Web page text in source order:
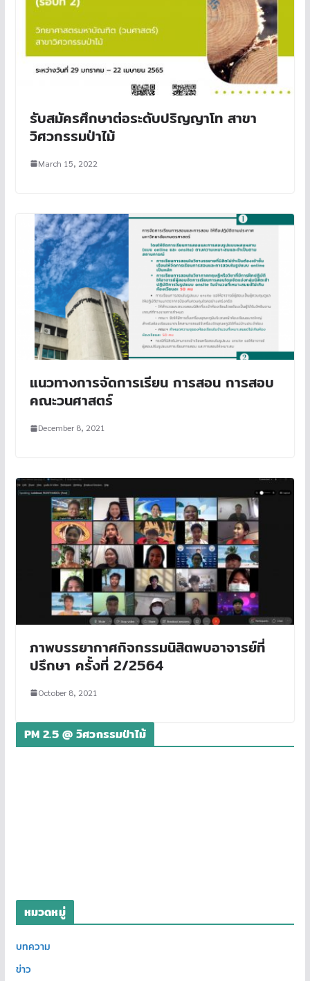
รับสมัครศึกษาต่อระดับปริญญาโท สาขา
วิศวกรรมป่าไม้
March 15, 2022
แนวทางการจัดการเรียน การสอน การสอบ
คณะวนศาสตร์
December 8, 2021
ภาพบรรยากาศกิจกรรมนิสิตพบอาจารย์ที่
ปรึกษา ครั้งที่ 2/2564
October 8, 2021
PM 2.5 @ วิศวกรรมป่าไม้
หมวดหมู่
บทความ
ข่าว